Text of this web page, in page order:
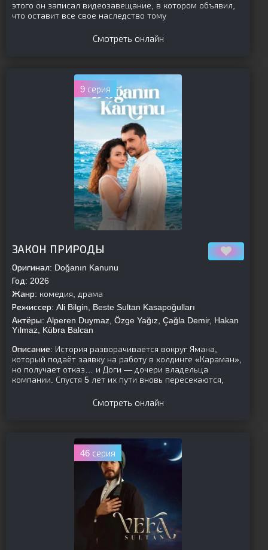
этого он записал видеозавещание, в котором объявил,
что оставит все свое наследство тому
Смотреть онлайн
9 серия
ЗАКОН ПРИРОДЫ
Оригинал: Doğanın Kanunu
Год: 2026
Жанр: комедия, драма
Режиссер: Ali Bilgin, Beste Sultan Kasapoğulları
Актёры: Alperen Duymaz, Özge Yağız, Çağla Demir, Hakan
Yılmaz, Kübra Balcan
Описание: История разворачивается вокруг Ямана,
который подаёт заявку на работу в холдинге «Караман»,
но получает отказ… и Доги — дочери владельца
компании. Спустя 5 лет их пути вновь пересекаются,
Смотреть онлайн
46 серия